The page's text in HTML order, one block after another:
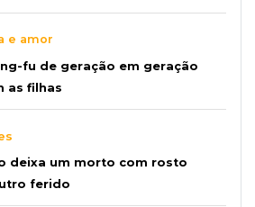
e amor
fu de geração em geração
as filhas
deixa um morto com rosto
ferido